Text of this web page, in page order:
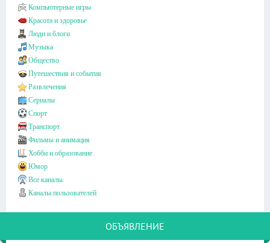
Компьютерные игры
Красота и здоровье
Люди и блоги
Музыка
Общество
Путешествия и события
Развлечения
Сериалы
Спорт
Транспорт
Фильмы и анимация
Хобби и образование
Юмор
Все каналы
Каналы пользователей
ОБЪЯВЛЕНИЕ